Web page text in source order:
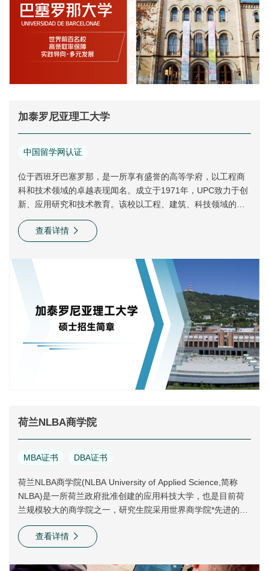
加泰罗尼亚理工大学
中国留学网认证
位于西班牙巴塞罗那，是一所享有盛誉的高等学府，以工程商
科和技术领域的卓越表现闻名。成立于1971年，UPC致力于创
新、应用研究和技术教育。该校以工程、建筑、科技领域的研
究与教学为核心，现为西班牙**的公立理工大学，被誉为“西班
牙*好的理工大学”之一。
查看详情
荷兰NLBA商学院
MBA证书 DBA证书
荷兰NLBA商学院(NLBA University of Applied Science,简称
NLBA)是一所荷兰政府批准创建的应用科技大学，也是目前荷
兰规模较大的商学院之一，研究生院采用世界商学院*先进的治
理框架，以培养具有全球视野、国际资源整合能力的商业**为已
任。在荷兰，NLBA是一所本科生院、研究生院课程都受荷兰教
特、布雷达和菲亚嫩:NLBA提供的工商管理教育，在欧洲的企
查看详情